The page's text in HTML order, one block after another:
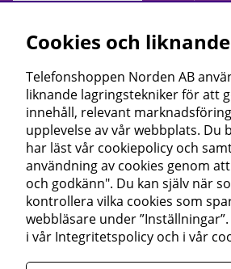
Cookies och
Telefonshoppen Norden AB
liknande lagringstekniker för att
innehåll, relevant
upplevelse av vår webbplats. Du
har läst vår cookiepolicy och
användning av cookies genom
och godkänn". Du kan själv när
kontrollera vilka cookies som
webbläsare under
i vår Integritetspolicy och i vår